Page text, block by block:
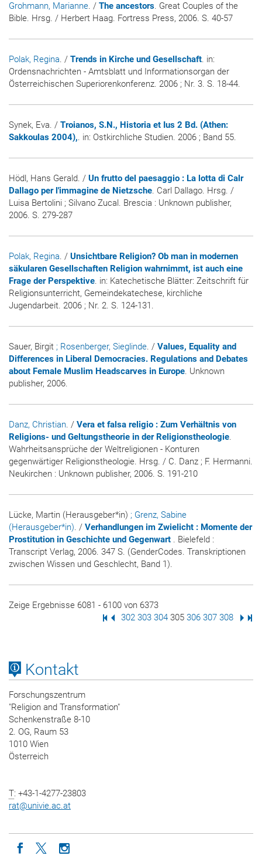
Grohmann, Marianne. / The ancestors. Great Couples of the
Bible. Hrsg. / Herbert Haag. Fortress Press, 2006. S. 40-57
Polak, Regina. / Trends in Kirche und Gesellschaft. in:
Ordensnachrichten - Amtsblatt und Informationsorgan der
Österreichischen Superiorenkonferenz. 2006 ; Nr. 3. S. 18-44.
Synek, Eva. / Troianos, S.N., Historia et Ius 2 Bd. (Athen:
Sakkoulas 2004),. in: Ostkirchliche Studien. 2006 ; Band 55.
Hödl, Hans Gerald. / Un frutto del paesaggio : La lotta di Calr
Dallago per l'immagine de Nietzsche. Carl Dallago. Hrsg. /
Luisa Bertolini ; Silvano Zucal. Brescia : Unknown publisher,
2006. S. 279-287
Polak, Regina. / Unsichtbare Religion? Ob man in modernen
säkularen Gesellschaften Religion wahrnimmt, ist auch eine
Frage der Perspektive. in: Katechetische Blätter: Zeitschrift für
Religionsunterricht, Gemeindekatechese, kirchliche
Jugendarbeit. 2006 ; Nr. 2. S. 124-131.
Sauer, Birgit ; Rosenberger, Sieglinde. / Values, Equality and
Differences in Liberal Democracies. Regulations and Debates
about Female Muslim Headscarves in Europe. Unknown
publisher, 2006.
Danz, Christian. / Vera et falsa religio : Zum Verhältnis von
Religions- und Geltungstheorie in der Religionstheologie.
Wahrheitsansprüche der Weltreligionen - Konturen
gegenwärtiger Religionstheologie. Hrsg. / C. Danz ; F. Hermanni.
Neukirchen : Unknown publisher, 2006. S. 191-210
Lücke, Martin (Herausgeber*in) ; Grenz, Sabine
(Herausgeber*in). / Verhandlungen im Zwielicht : Momente der
Prostitution in Geschichte und Gegenwart . Bielefeld :
Transcript Verlag, 2006. 347 S. (GenderCodes. Transkriptionen
zwischen Wissen und Geschlecht, Band 1).
Zeige Ergebnisse 6081 - 6100 von 6373
Erste Seite
Vorige Seite
Seite
302 Seite
303 Seite
304 Seite
305 Seite
306 Seite
307 Seite
308
Kontakt
Forschungszentrum
"Religion and Transformation"
Schenkenstraße 8-10
2. OG, Raum 53
1010 Wien
Österreich
T: +43-1-4277-23803
rat@univie.ac.at
Icon facebook
Icon twitter
Icon instagram